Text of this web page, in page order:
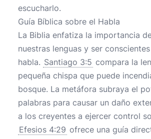
escucharlo.
Guía Bíblica sobre el Habla
La Biblia enfatiza la importancia
nuestras lenguas y ser
habla. Santiago 3:5 compara la
pequeña chispa que puede
bosque. La metáfora subraya el
palabras para causar un daño
a los creyentes a ejercer control
Efesios 4:29 ofrece una guía